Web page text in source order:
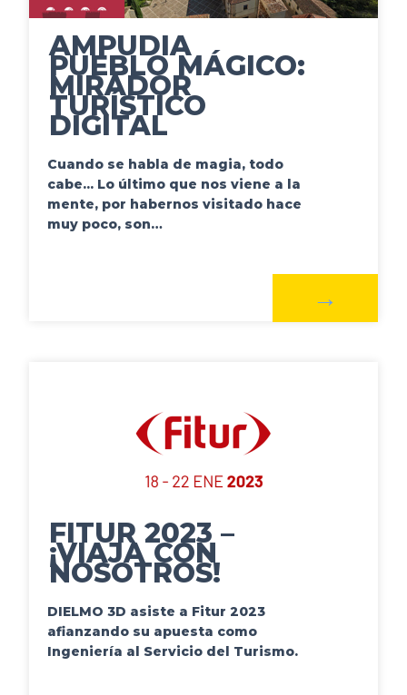
AMPUDIA
PUEBLO MÁGICO:
MIRADOR
TURÍSTICO
DIGITAL
Cuando se habla de magia, todo
cabe... Lo último que nos viene a la
mente, por habernos visitado hace
muy poco, son…
FITUR 2023 –
¡VIAJA CON
NOSOTROS!
DIELMO 3D asiste a Fitur 2023
afianzando su apuesta como
Ingeniería al Servicio del Turismo.